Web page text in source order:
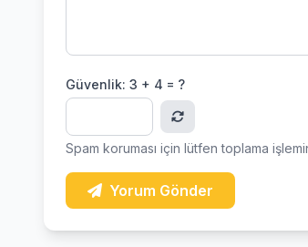
Güvenlik: 3 + 4 = ?
Spam koruması için lütfen toplama
Yorum Gönder